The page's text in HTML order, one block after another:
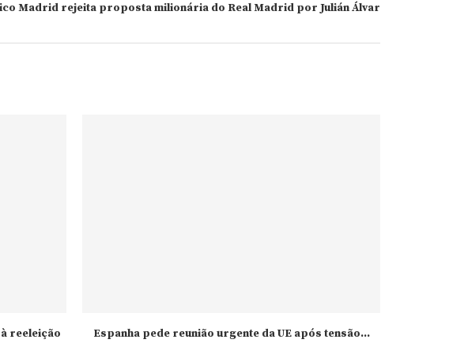
Madrid rejeita proposta milionária do Real Madrid por Julián Álvar
reeleição
Espanha pede reunião urgente da UE após tensão...